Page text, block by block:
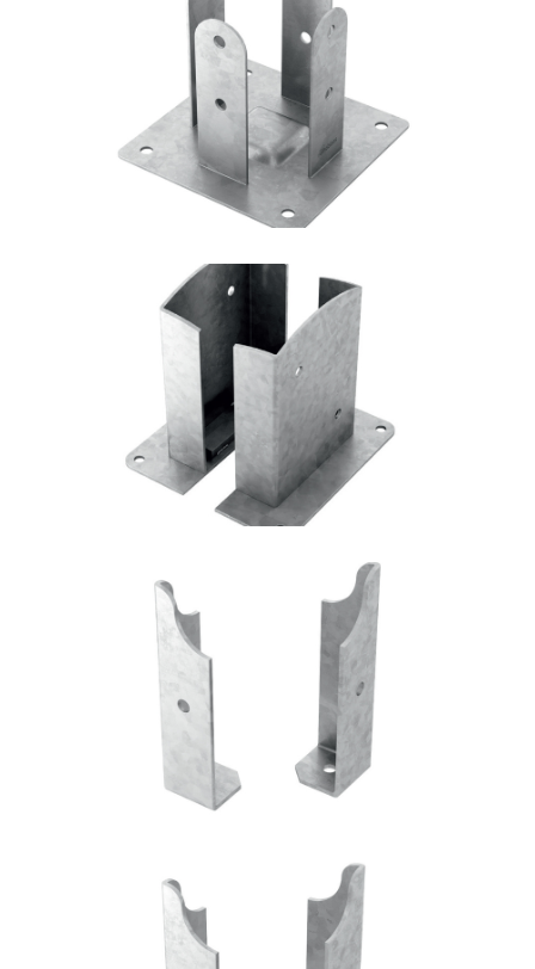
Portapilastro TYP F51
ROTHOBLAAS
Portapilastro TYP FD20
ROTHOBLAAS
Portapilastro TYP FD50
Portapilastro TYP FD60